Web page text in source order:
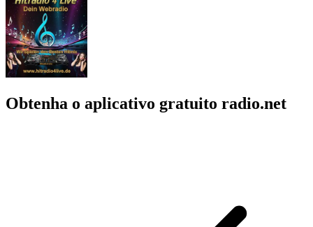
Obtenha o aplicativo gratuito radio.net